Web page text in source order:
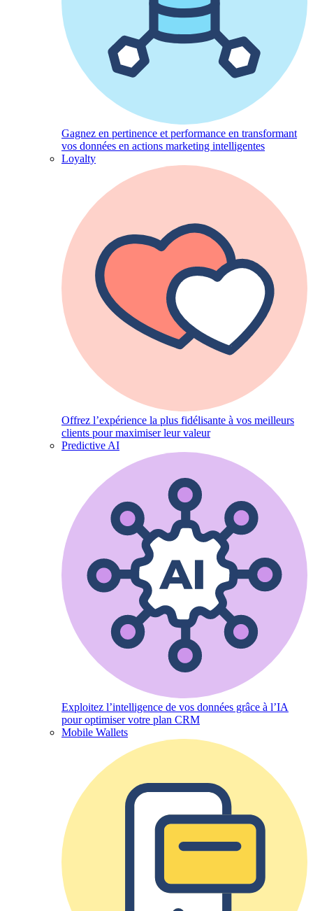
Gagnez en pertinence et performance en transformant
vos données en actions marketing intelligentes
Loyalty
Offrez l’expérience la plus fidélisante à vos meilleurs
clients pour maximiser leur valeur
Predictive AI
Exploitez l’intelligence de vos données grâce à l’IA
pour optimiser votre plan CRM
Mobile Wallets